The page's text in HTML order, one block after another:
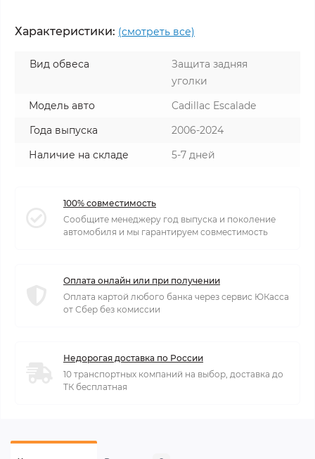
Характеристики: (смотреть все)
Вид обвеса
Защита задняя
уголки
Модель авто
Cadillac Escalade
Года выпуска
2006-2024
Наличие на складе
5-7 дней
100% совместимость
Сообщите менеджеру год выпуска и поколение
автомобиля и мы гарантируем совместимость
Оплата онлайн или при получении
Оплата картой любого банка через сервис ЮКасса
от Сбер без комиссии
Недорогая доставка по России
10 транспортных компаний на выбор, доставка до
ТК бесплатная